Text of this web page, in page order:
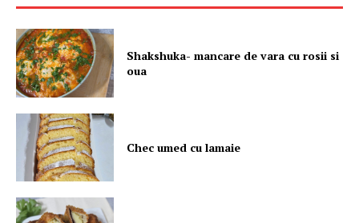
Shakshuka- mancare de vara cu rosii si
oua
Chec umed cu lamaie